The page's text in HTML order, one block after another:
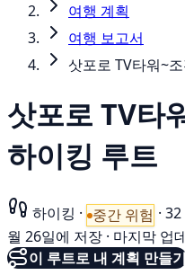
여행 계획
여행 보고서
삿포로 TV타워~
삿포로 TV타
하이킹 루트
하이킹 · 중간 위험 ·
월 26일에 저장 · 마지막 업
이 루트로 내 계획 만들